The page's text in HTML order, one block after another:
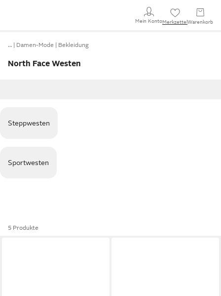
Mein KontoMerkzettel Warenkorb
… Damen-Mode Bekleidung
North Face Westen
Steppwesten
Sportwesten
5 Produkte